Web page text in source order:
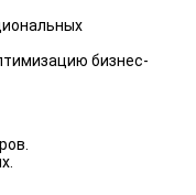
бизнес-